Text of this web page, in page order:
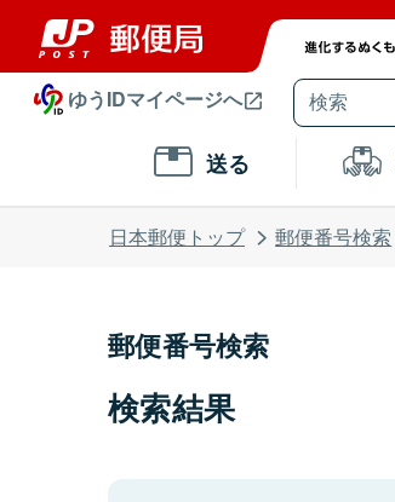
ゆうIDマイページへ
送る
日本郵便トップ 郵便番号検索
郵便番号検索
検索結果